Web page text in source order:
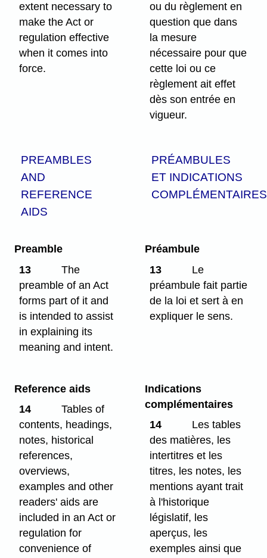
extent necessary to
make the Act or
regulation effective
when it comes into
force.
ou du règlement en
question que dans
la mesure
nécessaire pour que
cette loi ou ce
règlement ait effet
dès son entrée en
vigueur.
PREAMBLES
AND
REFERENCE
AIDS
PRÉAMBULES
ET INDICATIONS
COMPLÉMENTAIRES
Preamble
13
The
preamble of an Act
forms part of it and
is intended to assist
in explaining its
meaning and intent.
Préambule
13
Le
préambule fait partie
de la loi et sert à en
expliquer le sens.
Reference aids
14
Tables of
contents, headings,
notes, historical
references,
overviews,
examples and other
readers' aids are
included in an Act or
regulation for
convenience of
Indications
complémentaires
14
Les tables
des matières, les
intertitres et les
titres, les notes, les
mentions ayant trait
à l'historique
législatif, les
aperçus, les
exemples ainsi que